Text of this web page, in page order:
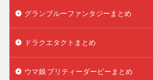
グランブルーファンタジーまとめ
ドラクエタクトまとめ
ウマ娘 プリティーダービーまとめ